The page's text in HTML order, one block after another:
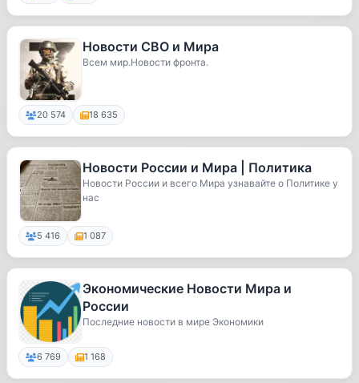
Новости СВО и Мира
Всем мир.Новости фронта.
20 574 18 635
Новости России и Мира | Политика
Новости России и всего Мира узнавайте о Политике у
нас
5 416 1 087
Экономические Новости Мира и
России
Последние новости в мире Экономики
6 769 1 168